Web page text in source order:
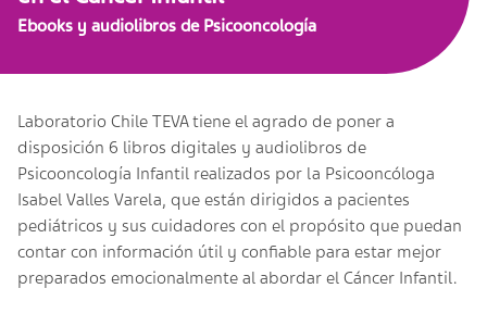
Ebooks y audiolibros de Psicooncología
Laboratorio Chile TEVA tiene el agrado de poner a
disposición 6 libros digitales y audiolibros de
Psicooncología Infantil realizados por la Psicooncóloga
Isabel Valles Varela, que están dirigidos a pacientes
pediátricos y sus cuidadores con el propósito que puedan
contar con información útil y confiable para estar mejor
preparados emocionalmente al abordar el Cáncer Infantil.